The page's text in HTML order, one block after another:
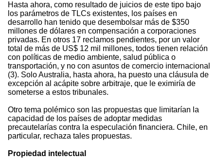
Hasta ahora, como resultado de juicios de este tipo bajo
los parámetros de TLCs existentes, los países en
desarrollo han tenido que desembolsar más de $350
millones de dólares en compensación a corporaciones
privadas. En otros 17 reclamos pendientes, por un valor
total de más de US$ 12 mil millones, todos tienen relación
con políticas de medio ambiente, salud pública o
transportación, y no con asuntos de comercio internacional
(3). Solo Australia, hasta ahora, ha puesto una cláusula de
excepción al acápite sobre arbitraje, que le eximiría de
someterse a estos tribunales.
Otro tema polémico son las propuestas que limitarían la
capacidad de los países de adoptar medidas
precautelarías contra la especulación financiera. Chile, en
particular, rechaza tales propuestas.
Propiedad intelectual